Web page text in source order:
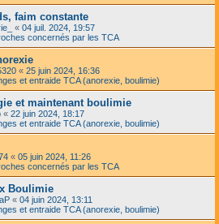
faim constante
« 04 juil. 2024, 19:57
concernés par les TCA
« 25 juin 2024, 16:36
et entraide TCA (anorexie, boulimie)
et maintenant boulimie
« 22 juin 2024, 18:17
et entraide TCA (anorexie, boulimie)
« 05 juin 2024, 11:26
concernés par les TCA
Boulimie
« 04 juin 2024, 13:11
et entraide TCA (anorexie, boulimie)